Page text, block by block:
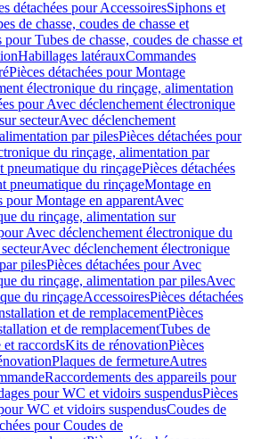
détachées pour AccessoiresSiphons et
de chasse, coudes de chasse et
pour Tubes de chasse, coudes de chasse et
Habillages latérauxCommandes
Pièces détachées pour Montage
électronique du rinçage, alimentation
pour Avec déclenchement électronique
secteurAvec déclenchement
par pilesPièces détachées pour
du rinçage, alimentation par
pneumatique du rinçagePièces détachées
pneumatique du rinçageMontage en
pour Montage en apparentAvec
du rinçage, alimentation sur
Avec déclenchement électronique du
Avec déclenchement électronique
pilesPièces détachées pour Avec
du rinçage, alimentation par pilesAvec
du rinçageAccessoiresPièces détachées
et de remplacementPièces
et de remplacementTubes de
et raccordsKits de rénovationPièces
Plaques de fermetureAutres
Raccordements des appareils pour
pour WC et vidoirs suspendusPièces
WC et vidoirs suspendusCoudes de
pour Coudes de